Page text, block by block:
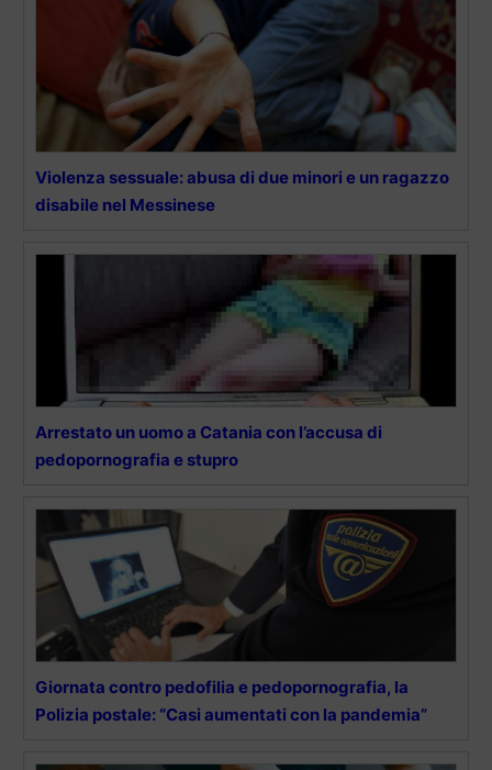
Violenza sessuale: abusa di due minori e un ragazzo
disabile nel Messinese
Arrestato un uomo a Catania con l’accusa di
pedopornografia e stupro
Giornata contro pedofilia e pedopornografia, la
Polizia postale: “Casi aumentati con la pandemia”